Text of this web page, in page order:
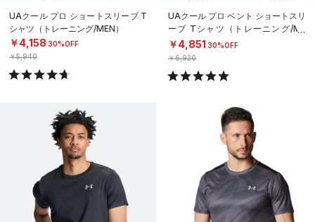
UAクール プロ ショートスリーブ T
シャツ（トレーニング/MEN）
￥4,158 30%OFF
￥5,940
UAクール プロ ベント ショートスリ
ーブ Tシャツ（トレーニング/ME
N）
￥4,851 30%OFF
￥6,930